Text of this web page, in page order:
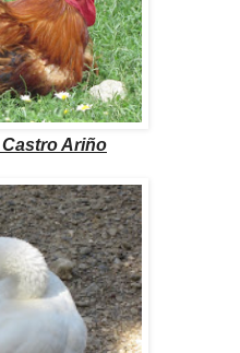
Ariño